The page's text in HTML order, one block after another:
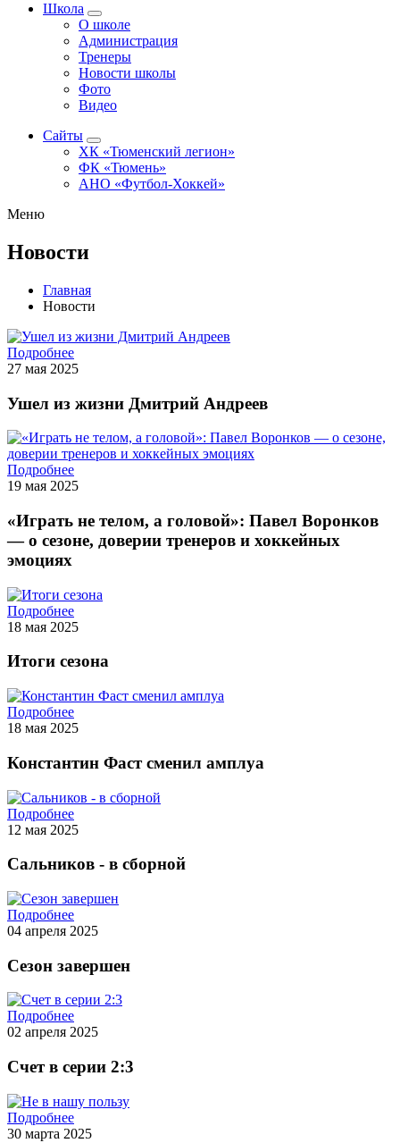
Школа
О школе
Администрация
Тренеры
Новости школы
Фото
Видео
Сайты
ХК «Тюменский легион»
ФК «Тюмень»
АНО «Футбол-Хоккей»
Меню
Новости
Главная
Новости
Подробнее
27 мая 2025
Ушел из жизни Дмитрий Андреев
Подробнее
19 мая 2025
«Играть не телом, а головой»: Павел Воронков
— о сезоне, доверии тренеров и хоккейных
эмоциях
Подробнее
18 мая 2025
Итоги сезона
Подробнее
18 мая 2025
Константин Фаст сменил амплуа
Подробнее
12 мая 2025
Сальников - в сборной
Подробнее
04 апреля 2025
Сезон завершен
Подробнее
02 апреля 2025
Счет в серии 2:3
Подробнее
30 марта 2025